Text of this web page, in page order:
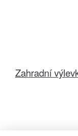
Zahradní